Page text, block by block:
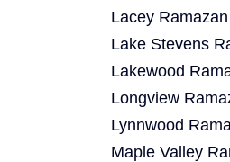
Lacey
Lake Stevens
Lakewood
Longview
Lynnwood
Maple Valley